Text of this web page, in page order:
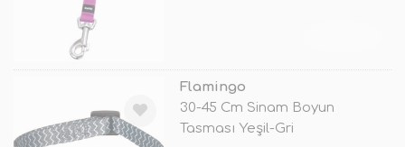
Flamingo
30-45 Cm Sinam Boyun
Tasması Yeşil-Gri